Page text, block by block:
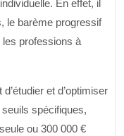
En effet, il
le barème progressif
professions à
et d’optimiser
spécifiques,
ou 300 000 €